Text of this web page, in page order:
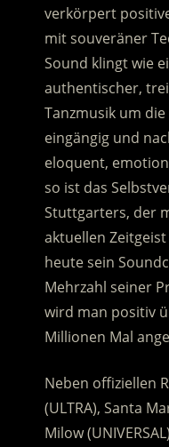
verkörpert
mit souveräner
Sound klingt wie
authentischer,
Tanzmusik um
eingängig und
eloquent,
so ist das
Stuttgarters, der
aktuellen
heute sein
Mehrzahl seiner
wird man positiv
Millionen Mal
Neben offiziellen
(ULTRA), Santa
Milow